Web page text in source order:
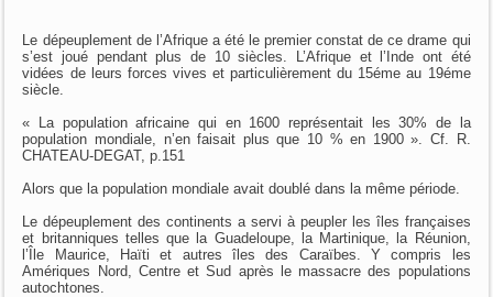
Le dépeuplement de l’Afrique a été le premier constat de ce drame qui
s’est joué pendant plus de 10 siècles. L’Afrique et l’Inde ont été
vidées de leurs forces vives et particulièrement du 15éme au 19éme
siècle.
« La population africaine qui en 1600 représentait les 30% de la
population mondiale, n’en faisait plus que 10 % en 1900 ». Cf. R.
CHATEAU-DEGAT, p.151
Alors que la population mondiale avait doublé dans la même période.
Le dépeuplement des continents a servi à peupler les îles françaises
et britanniques telles que la Guadeloupe, la Martinique, la Réunion,
l’Île Maurice, Haïti et autres îles des Caraïbes. Y compris les
Amériques Nord, Centre et Sud après le massacre des populations
autochtones.